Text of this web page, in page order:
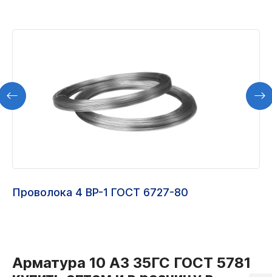
Проволока 4 ВР-1 ГОСТ 6727-80
Арматура 10 А3 35ГС ГОСТ 5781